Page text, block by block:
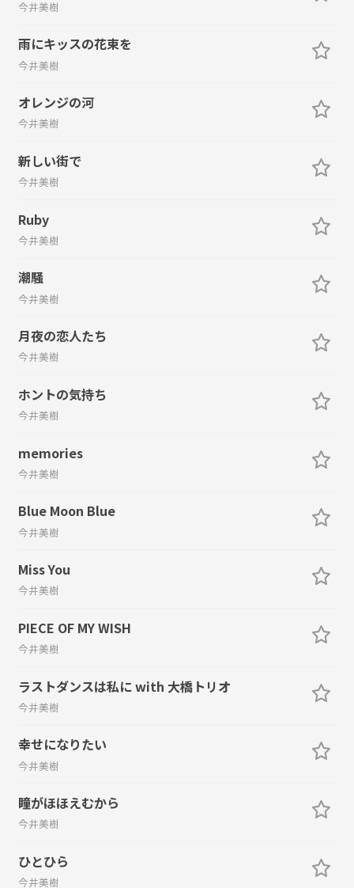
今井美樹
雨にキッスの花束を
今井美樹
オレンジの河
今井美樹
新しい街で
今井美樹
Ruby
今井美樹
潮騒
今井美樹
月夜の恋人たち
今井美樹
ホントの気持ち
今井美樹
memories
今井美樹
Blue Moon Blue
今井美樹
Miss You
今井美樹
PIECE OF MY WISH
今井美樹
ラストダンスは私に with 大橋トリオ
今井美樹
幸せになりたい
今井美樹
瞳がほほえむから
今井美樹
ひとひら
今井美樹